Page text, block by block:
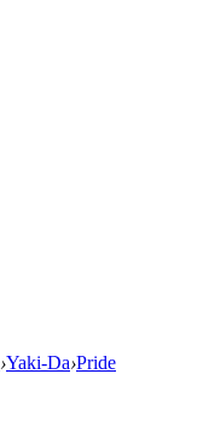
›Yaki-Da›Pride